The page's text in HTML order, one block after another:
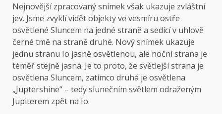
Nejnovější zpracovaný snímek však ukazuje zvláštní
jev. Jsme zvyklí vidět objekty ve vesmíru ostře
osvětlené Sluncem na jedné straně a sedící v uhlově
černé tmě na straně druhé. Nový snímek ukazuje
jednu stranu Io jasně osvětlenou, ale noční strana je
téměř stejně jasná. Je to proto, že světlejší strana je
osvětlena Sluncem, zatímco druhá je osvětlena
„Juptershine“ – tedy slunečním světlem odraženým
Jupiterem zpět na Io.